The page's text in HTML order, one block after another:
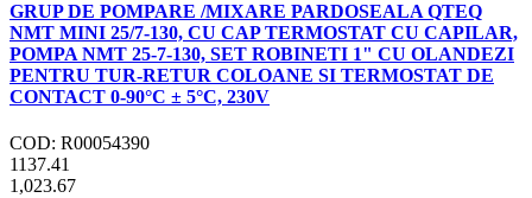
GRUP DE POMPARE /MIXARE PARDOSEALA QTEQ
NMT MINI 25/7-130, CU CAP TERMOSTAT CU CAPILAR,
POMPA NMT 25-7-130, SET ROBINETI 1" CU OLANDEZI
PENTRU TUR-RETUR COLOANE SI TERMOSTAT DE
CONTACT 0-90°C ± 5°C, 230V
COD: R00054390
1137.41
1,023.67